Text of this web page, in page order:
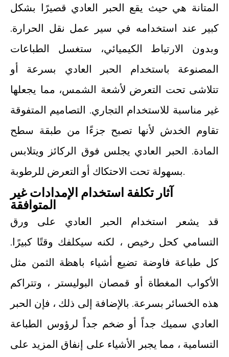
المتانة هي حيث يقع الحبر العادي قصيرًا بشكل
كبير عند استخدامه في سير عمل نقل الحرارة.
وبدون الارتباط الكيميائي، ستغسل الطباعات
المصنوعة باستخدام الحبر العادي بسرعة أو
تتلاشى تحت التعرض لأشعة الشمس، مما يجعلها
غير مناسبة للاستخدام التجاري. التصاميم المتفوقة
تقاوم الخدش لأنها تصبح جزءًا من طبقة سطح
المادة. الحبر العادي يجلس فوق الركائز ويتلابس
بسهولة تحت الاحتكاك أو التعرض للرطوبة.
آثار تكلفة استخدام الإمدادات غير
المتوافقة
قد يشعر استخدام الحبر العادي على ورق
التسامي كحل رخيص ، لكنه سيكلفك وقتًا كبيرًا.
كل طباعة فاوضة تضيع أشياء باهظة الثمن مثل
الأكواب المغطاة أو قمصان البوليستر ، وتتراكم
هذه الخسائر بسرعة. بالإضافة إلى ذلك ، فإن الحبر
العادي سميك جداً أو ضخم جداً لرؤوس الطباعة
التسامية ، مما يجبر الأشياء على إنفاق المزيد على